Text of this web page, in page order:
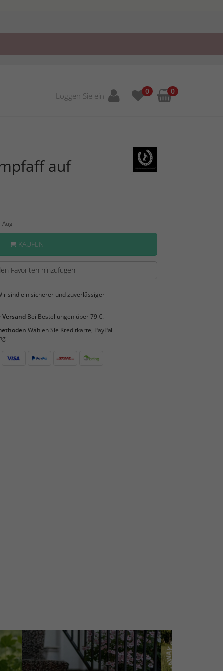
Loggen Sie ein 0 0
auf
KAUFEN
Favoriten hinzufügen
sind ein sicherer und zuverlässiger
Bei Bestellungen über 79 €.
Wählen Sie Kreditkarte, PayPal